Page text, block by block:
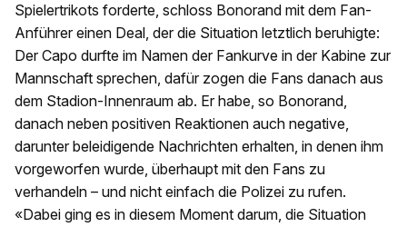
Spielertrikots forderte, schloss Bonorand mit dem Fan-
Anführer einen Deal, der die Situation letztlich beruhigte:
Der Capo durfte im Namen der Fankurve in der Kabine zur
Mannschaft sprechen, dafür zogen die Fans danach aus
dem Stadion-Innenraum ab. Er habe, so Bonorand,
danach neben positiven Reaktionen auch negative,
darunter beleidigende Nachrichten erhalten, in denen ihm
vorgeworfen wurde, überhaupt mit den Fans zu
verhandeln – und nicht einfach die Polizei zu rufen.
«Dabei ging es in diesem Moment darum, die Situation